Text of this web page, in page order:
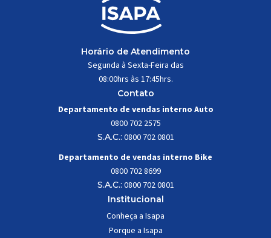
Horário de Atendimento
Segunda à Sexta-Feira das
08:00hrs às 17:45hrs.
Contato
Departamento de vendas interno Auto
0800 702 2575
S.A.C.: 0800 702 0801
Departamento de vendas interno Bike
0800 702 8699
S.A.C.: 0800 702 0801
Institucional
Conheça a Isapa
Porque a Isapa